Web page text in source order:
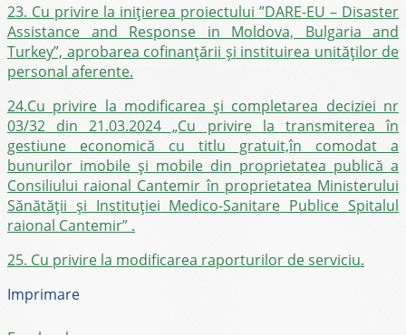
23. Cu privire la inițierea proiectului ”DARE-EU – Disaster
Assistance and Response in Moldova, Bulgaria and
Turkey”, aprobarea cofinanțării și instituirea unităților de
personal aferente.
24.Cu privire la modificarea și completarea deciziei nr
03/32 din 21.03.2024 „Cu privire la transmiterea în
gestiune economică cu titlu gratuit,în comodat a
bunurilor imobile și mobile din proprietatea publică a
Consiliului raional Cantemir în proprietatea Ministerului
Sănătății și Instituției Medico-Sanitare Publice Spitalul
raional Cantemir” .
25. Cu privire la modificarea raporturilor de serviciu.
Imprimare